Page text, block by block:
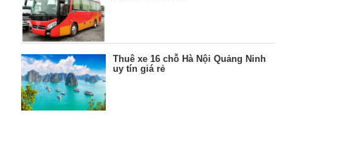
Thuê xe 16 chỗ Hà Nội Quảng Ninh
uy tín giá rẻ